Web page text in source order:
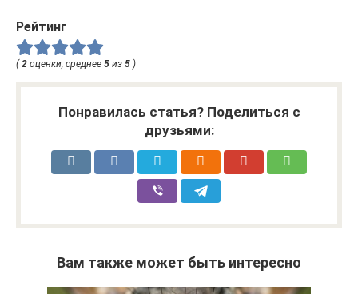
Рейтинг
( 2 оценки, среднее 5 из 5 )
Понравилась статья? Поделиться с
друзьями:
Вам также может быть интересно